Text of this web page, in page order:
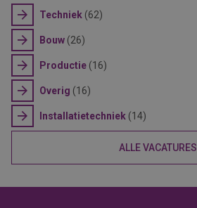
Techniek (62)
Bouw (26)
Productie (16)
Overig (16)
Installatietechniek (14)
ALLE VACATURES